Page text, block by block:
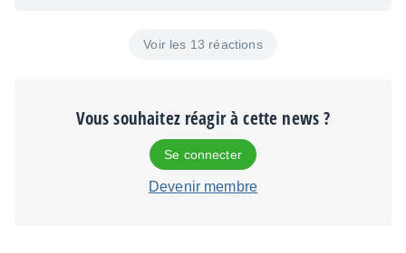
Voir les 13 réactions
Vous souhaitez réagir à cette news ?
Se connecter
Devenir membre